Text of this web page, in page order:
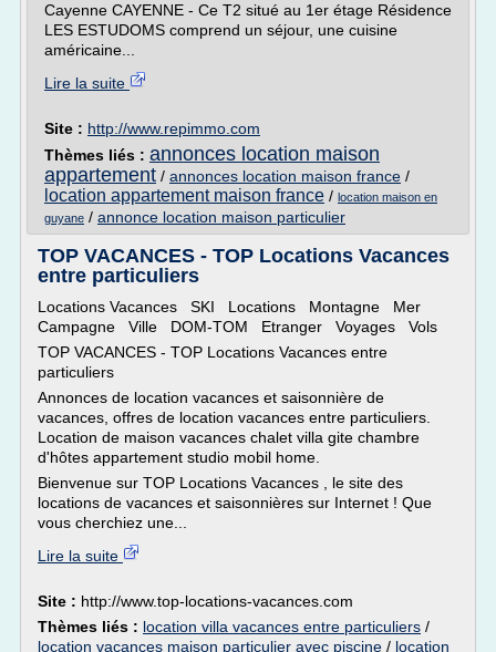
Cayenne CAYENNE - Ce T2 situé au 1er étage Résidence
LES ESTUDOMS comprend un séjour, une cuisine
américaine...
Lire la suite
Site : http://www.repimmo.com
Thèmes liés : annonces location maison
appartement / annonces location maison france /
location appartement maison france / location maison en
guyane / annonce location maison particulier
TOP VACANCES - TOP Locations Vacances
entre particuliers
Locations Vacances SKI Locations Montagne Mer
Campagne Ville DOM-TOM Etranger Voyages Vols
TOP VACANCES - TOP Locations Vacances entre
particuliers
Annonces de location vacances et saisonnière de
vacances, offres de location vacances entre particuliers.
Location de maison vacances chalet villa gite chambre
d'hôtes appartement studio mobil home.
Bienvenue sur TOP Locations Vacances , le site des
locations de vacances et saisonnières sur Internet ! Que
vous cherchiez une...
Lire la suite
Site : http://www.top-locations-vacances.com
Thèmes liés : location villa vacances entre particuliers /
location vacances maison particulier avec piscine / location